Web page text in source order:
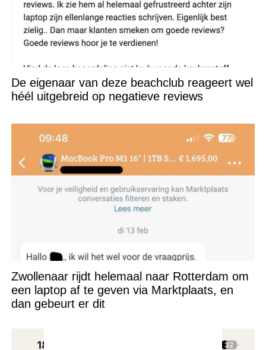
De eigenaar van deze beachclub reageert wel
héél uitgebreid op negatieve reviews
Zwollenaar rijdt helemaal naar Rotterdam om
een laptop af te geven via Marktplaats, en
dan gebeurt er dit